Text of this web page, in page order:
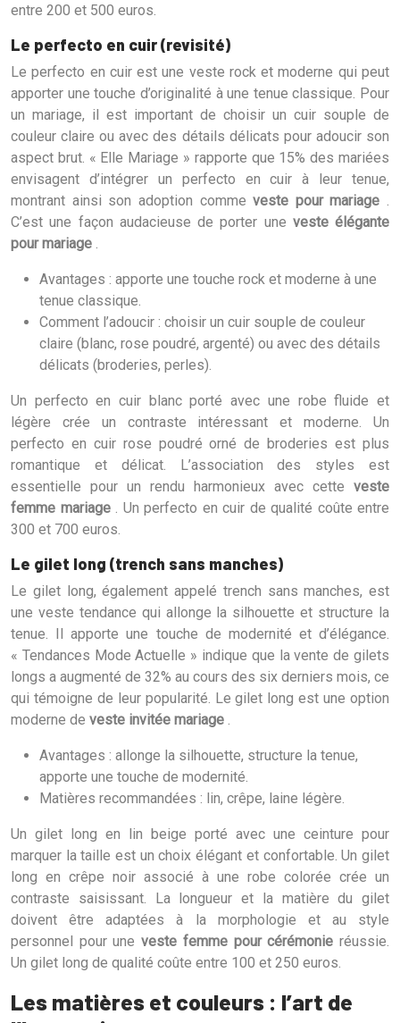
entre 200 et 500 euros.
Le perfecto en cuir (revisité)
Le perfecto en cuir est une veste rock et moderne qui peut
apporter une touche d’originalité à une tenue classique. Pour
un mariage, il est important de choisir un cuir souple de
couleur claire ou avec des détails délicats pour adoucir son
aspect brut. « Elle Mariage » rapporte que 15% des mariées
envisagent d’intégrer un perfecto en cuir à leur tenue,
montrant ainsi son adoption commeveste pour mariage
C’est une façon audacieuse de porter une veste élégante
pour mariage
Avantages : apporte une touche rock et moderne à une
tenue classique.
Comment l’adoucir : choisir un cuir souple de couleur
claire (blanc, rose poudré, argenté) ou avec des détails
délicats (broderies, perles).
Un perfecto en cuir blanc porté avec une robe fluide et
légère crée un contraste intéressant et moderne. Un
perfecto en cuir rose poudré orné de broderies est plus
romantique et délicat. L’association des styles est
essentielle pour un rendu harmonieux avec cette veste
femme mariage
. Un perfecto en cuir de qualité coûte entre
300 et 700 euros.
Le gilet long (trench sans manches)
Le gilet long, également appelé trench sans manches, est
une veste tendance qui allonge la silhouette et structure la
tenue. Il apporte une touche de modernité et d’élégance.
« Tendances Mode Actuelle » indique que la vente de gilets
longs a augmenté de 32% au cours des six derniers mois, ce
qui témoigne de leur popularité. Le gilet long est une option
moderne de veste invitée mariage
Avantages : allonge la silhouette, structure la tenue,
apporte une touche de modernité.
Matières recommandées : lin, crêpe, laine légère.
Un gilet long en lin beige porté avec une ceinture pour
marquer la taille est un choix élégant et confortable. Un gilet
long en crêpe noir associé à une robe colorée crée un
contraste saisissant. La longueur et la matière du gilet
doivent être adaptées à la morphologie et au style
personnel pour uneveste femme pour cérémonieréussie.
Un gilet long de qualité coûte entre 100 et 250 euros.
Les matières et couleurs : l’art de